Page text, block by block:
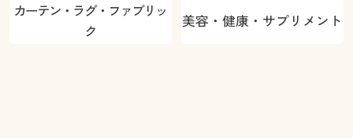
カーテン・ラグ・ファブリッ
ク
美容・健康・サプリメント